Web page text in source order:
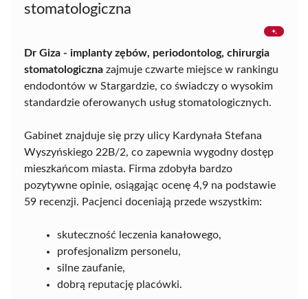
stomatologiczna
Dr Giza - implanty zębów, periodontolog, chirurgia
stomatologiczna zajmuje czwarte miejsce w rankingu
endodontów w Stargardzie, co świadczy o wysokim
standardzie oferowanych usług stomatologicznych.
Gabinet znajduje się przy ulicy Kardynała Stefana
Wyszyńskiego 22B/2, co zapewnia wygodny dostęp
mieszkańcom miasta. Firma zdobyła bardzo
pozytywne opinie, osiągając ocenę 4,9 na podstawie
59 recenzji. Pacjenci doceniają przede wszystkim:
skuteczność leczenia kanałowego,
profesjonalizm personelu,
silne zaufanie,
dobrą reputację placówki.